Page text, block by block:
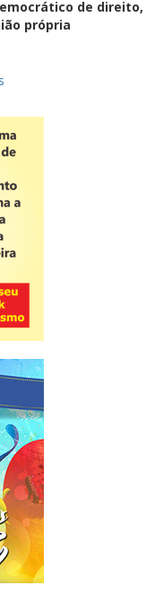
têm até terça
informações
a ser emitido
de direito,
própria